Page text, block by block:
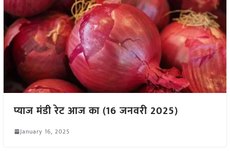
प्याज मंडी रेट आज का (16 जनवरी 2025)
January 16, 2025